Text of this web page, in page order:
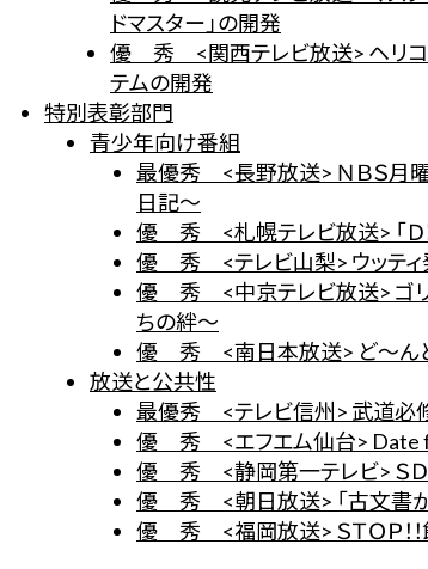
ドマスター」の開発
優 秀 <関西テレビ放送> ヘリコ
テムの開発
特別表彰部門
青少年向け番組
最優秀 <長野放送> ＮＢＳ月
日記～
優 秀 <札幌テレビ放送> 「Ｄ
優 秀 <テレビ山梨> ウッティ
優 秀 <中京テレビ放送> ゴ
ちの絆～
優 秀 <南日本放送> ど～
放送と公共性
最優秀 <テレビ信州> 武道必
優 秀 <エフエム仙台> Date
優 秀 <静岡第一テレビ> ＳＤ
優 秀 <朝日放送> 「古文書が
優 秀 <福岡放送> ＳＴＯＰ！